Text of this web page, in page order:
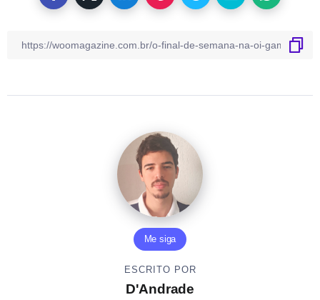
Me siga
ESCRITO POR
D'Andrade